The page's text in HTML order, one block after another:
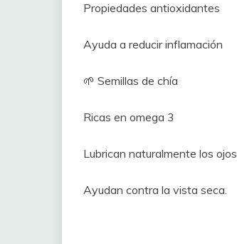
Propiedades antioxidantes
Ayuda a reducir inflamación
🌱 Semillas de chía
Ricas en omega 3
Lubrican naturalmente los ojos
Ayudan contra la vista seca.